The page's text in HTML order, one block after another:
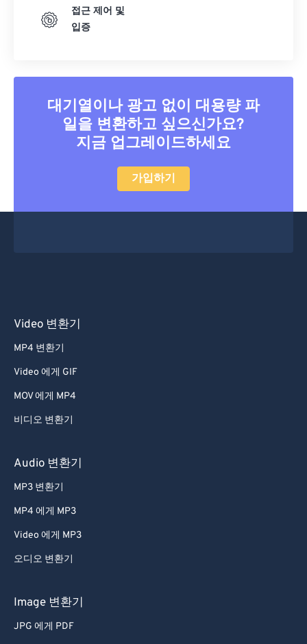
접근 제어 및
입증
대기열이나 광고 없이 대용량 파
일을 변환하고 싶으신가요?
지금 업그레이드하세요
가입하기
Video 변환기
MP4 변환기
Video 에게 GIF
MOV 에게 MP4
비디오 변환기
Audio 변환기
MP3 변환기
MP4 에게 MP3
Video 에게 MP3
오디오 변환기
Image 변환기
JPG 에게 PDF